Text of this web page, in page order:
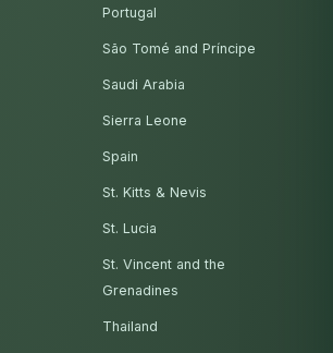
Portugal
São Tomé and Príncipe
Saudi Arabia
Sierra Leone
Spain
St. Kitts & Nevis
St. Lucia
St. Vincent and the
Grenadines
Thailand